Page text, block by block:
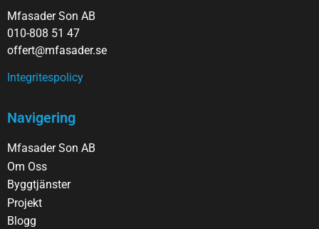
Mfasader Son AB
010-808 51 47
offert@mfasader.se
Integritespolicy
Navigering
Mfasader Son AB
Om Oss
Byggtjänster
Projekt
Blogg